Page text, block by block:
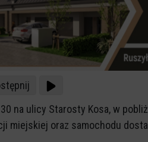
na ulicy Starosty Kosa, w
miejskiej oraz samochodu